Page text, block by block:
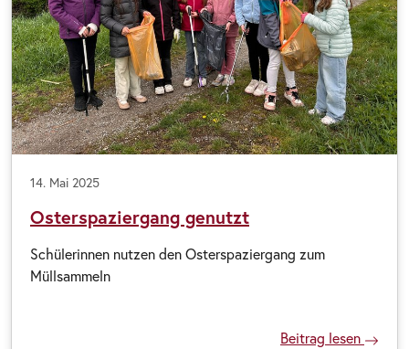
14. Mai 2025
Osterspaziergang genutzt
Schülerinnen nutzen den Osterspaziergang zum
Müllsammeln
Beitrag lesen